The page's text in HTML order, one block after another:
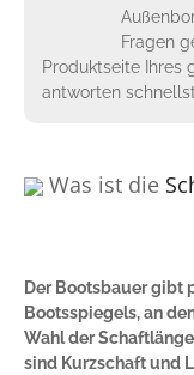
Fragen
Produktseite Ihres
antworten
Was ist die
Der Bootsbauer gibt
Bootsspiegels, an
Wahl der
sind Kurzschaft und